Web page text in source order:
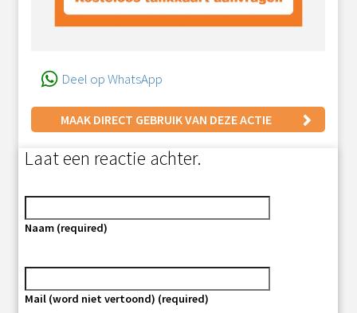
Deel op WhatsApp
MAAK DIRECT GEBRUIK VAN DEZE ACTIE
Laat een reactie achter.
Naam (required)
Mail (word niet vertoond) (required)